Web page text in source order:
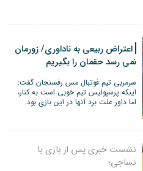
اعتراض ربیعی به ناداوری/ زورمان
نمی رسد حقمان را بگیریم
سرمربی تیم فوتبال مس رفسنجان گفت:
اینکه پرسپولیس تیم خوبی است به کنار،
اما داور علت برد آنها در این بازی بود.
نشست خبری پس از بازی با
نساجی؛